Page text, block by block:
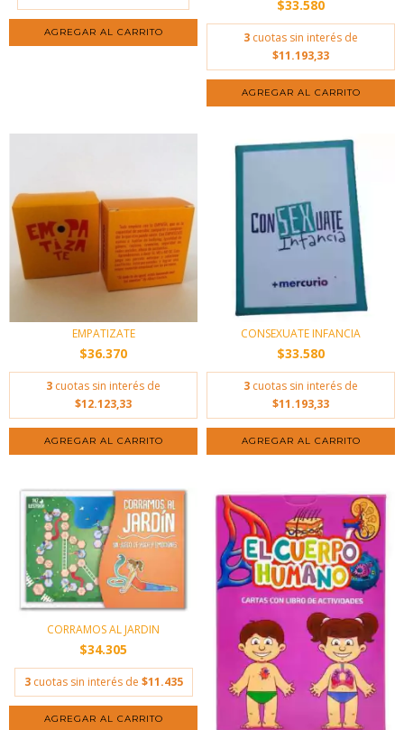
$33.580
3 cuotas sin interés de
$11.193,33
EMPATIZATE
$36.370
3 cuotas sin interés de
$12.123,33
CONSEXUATE INFANCIA
$33.580
3 cuotas sin interés de
$11.193,33
CORRAMOS AL JARDIN
$34.305
3 cuotas sin interés de $11.435